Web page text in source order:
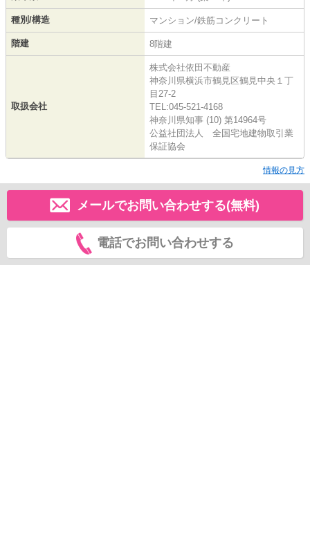
種別/構造 マンション/鉄筋コンクリート
階建 8階建
取扱会社
株式会社依田不動産
神奈川県横浜市鶴見区鶴見中央１丁
目27-2
TEL:045-521-4168
神奈川県知事 (10) 第14964号
公益社団法人 全国宅地建物取引業
保証協会
情報の見方
メールでお問い合わせする(無料)
電話でお問い合わせする